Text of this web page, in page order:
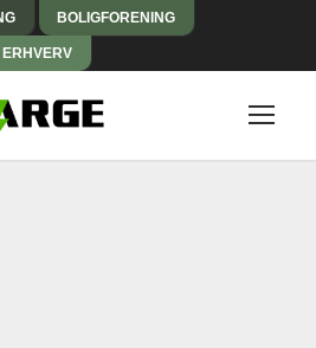
BOLIGFORENING
ERHVERV